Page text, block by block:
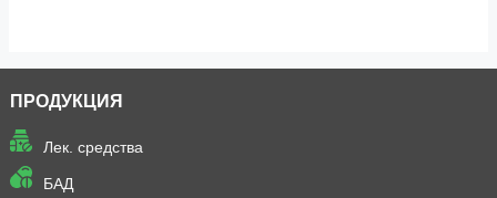
ПРОДУКЦИЯ
Лек. средства
БАД